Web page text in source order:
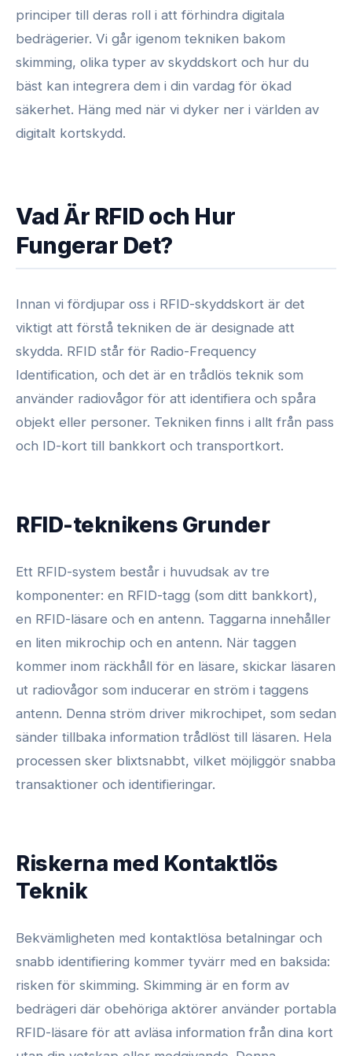
principer till deras roll i att förhindra digitala
bedrägerier. Vi går igenom tekniken bakom
skimming, olika typer av skyddskort och hur du
bäst kan integrera dem i din vardag för ökad
säkerhet. Häng med när vi dyker ner i världen av
digitalt kortskydd.
Vad Är RFID och Hur
Fungerar Det?
Innan vi fördjupar oss i RFID-skyddskort är det
viktigt att förstå tekniken de är designade att
skydda. RFID står för Radio-Frequency
Identification, och det är en trådlös teknik som
använder radiovågor för att identifiera och spåra
objekt eller personer. Tekniken finns i allt från pass
och ID-kort till bankkort och transportkort.
RFID-teknikens Grunder
Ett RFID-system består i huvudsak av tre
komponenter: en RFID-tagg (som ditt bankkort),
en RFID-läsare och en antenn. Taggarna innehåller
en liten mikrochip och en antenn. När taggen
kommer inom räckhåll för en läsare, skickar läsaren
ut radiovågor som inducerar en ström i taggens
antenn. Denna ström driver mikrochipet, som sedan
sänder tillbaka information trådlöst till läsaren. Hela
processen sker blixtsnabbt, vilket möjliggör snabba
transaktioner och identifieringar.
Riskerna med Kontaktlös
Teknik
Bekvämligheten med kontaktlösa betalningar och
snabb identifiering kommer tyvärr med en baksida:
risken för skimming. Skimming är en form av
bedrägeri där obehöriga aktörer använder portabla
RFID-läsare för att avläsa information från dina kort